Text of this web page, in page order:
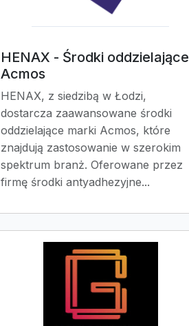
HENAX - Środki oddzielające
Acmos
HENAX, z siedzibą w Łodzi,
dostarcza zaawansowane środki
oddzielające marki Acmos, które
znajdują zastosowanie w szerokim
spektrum branż. Oferowane przez
firmę środki antyadhezyjne...